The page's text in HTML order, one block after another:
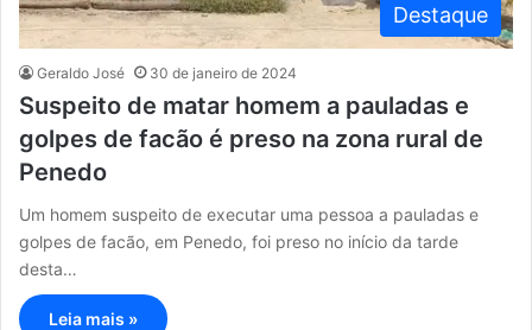
Destaque
Geraldo José 30 de janeiro de 2024
Suspeito de matar homem a pauladas e
golpes de facão é preso na zona rural de
Penedo
Um homem suspeito de executar uma pessoa a pauladas e
golpes de facão, em Penedo, foi preso no início da tarde
desta…
Leia mais »